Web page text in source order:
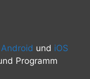
Android und iOS
Programm